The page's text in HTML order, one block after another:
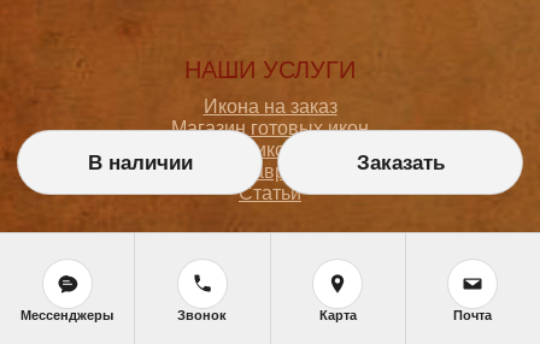
НАШИ УСЛУГИ
Икона на заказ
Магазин готовых икон
Школа иконописи
Реставрация
Статьи
ПОКУПАТЕЛЮ
О мастерской
Как сделать заказ
В наличии Заказать
Мессенджеры Звонок Карта Почта